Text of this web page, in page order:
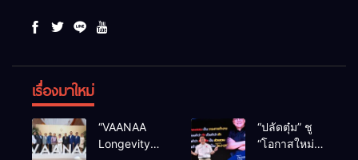
เรื่องมาใหม่
“VAANAA
Longevity
“ปลัดตุ๋ม” ชู
“โอกาสใหม่”